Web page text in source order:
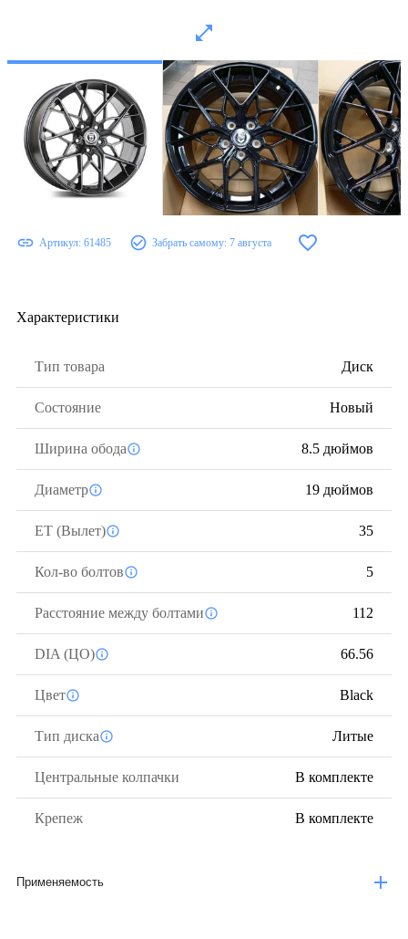
Артикул: 61485 Забрать самому: 7 августа
Характеристики
Тип товара Диск
Состояние Новый
Ширина обода 8.5 дюймов
Диаметр 19 дюймов
ЕТ (Вылет) 35
Кол-во болтов 5
Расстояние между болтами 112
DIA (ЦО) 66.56
Цвет Black
Тип диска Литые
Центральные колпачки В комплекте
Крепеж В комплекте
Применяемость